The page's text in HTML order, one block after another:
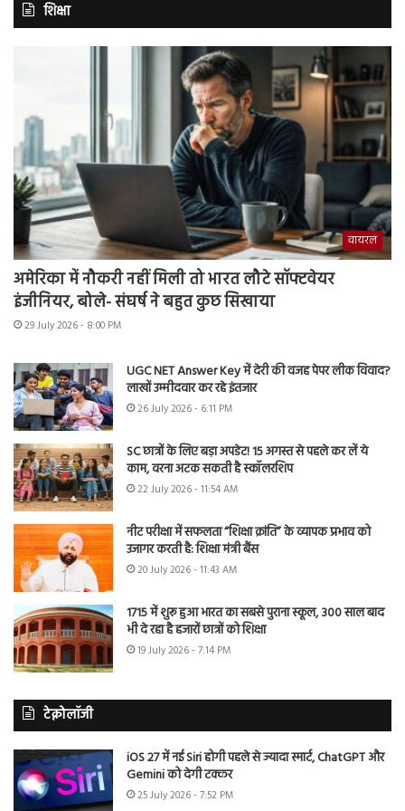
शिक्षा
वायरल
अमेरिका में नौकरी नहीं मिली तो भारत लौटे सॉफ्टवेयर
इंजीनियर, बोले- संघर्ष ने बहुत कुछ सिखाया
29 July 2026 - 8:00 PM
UGC NET Answer Key में देरी की वजह पेपर लीक विवाद?
लाखों उम्मीदवार कर रहे इंतजार
26 July 2026 - 6:11 PM
SC छात्रों के लिए बड़ा अपडेट! 15 अगस्त से पहले कर लें ये
काम, वरना अटक सकती है स्कॉलरशिप
22 July 2026 - 11:54 AM
नीट परीक्षा में सफलता “शिक्षा क्रांति” के व्यापक प्रभाव को
उजागर करती है: शिक्षा मंत्री बैंस
20 July 2026 - 11:43 AM
1715 में शुरू हुआ भारत का सबसे पुराना स्कूल, 300 साल बाद
भी दे रहा है हजारों छात्रों को शिक्षा
19 July 2026 - 7:14 PM
टेक्नोलॉजी
iOS 27 में नई Siri होगी पहले से ज्यादा स्मार्ट, ChatGPT और
Gemini को देगी टक्कर
25 July 2026 - 7:52 PM